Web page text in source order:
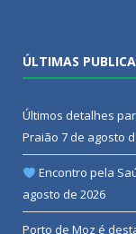
ÚLTIMAS
Últimos detalhes
Praião 7 de agosto
Encontro pela
agosto de 2026
Porto de Moz é